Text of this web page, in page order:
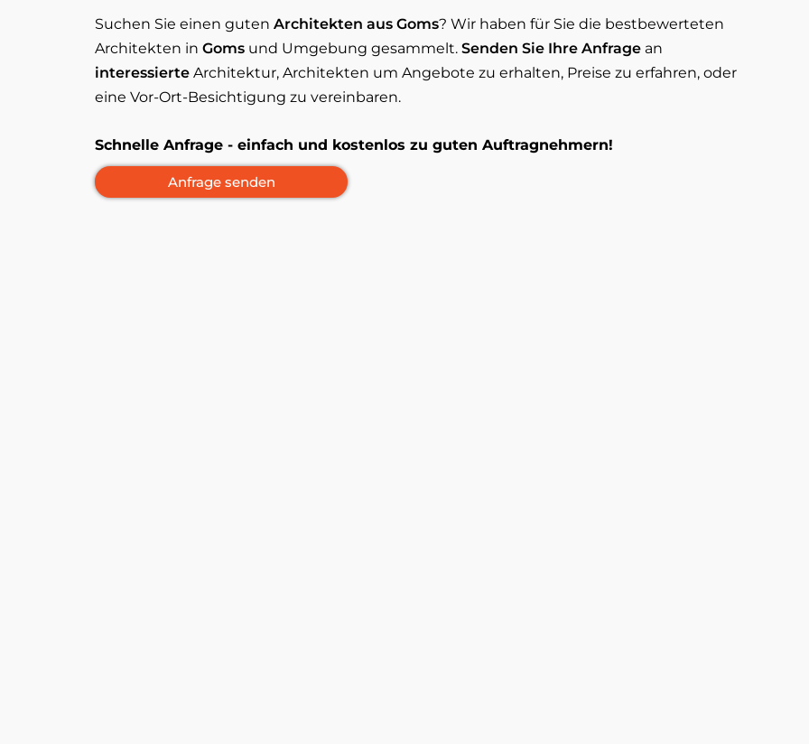
Suchen Sie einen gutenArchitekten aus Goms? Wir haben für Sie die bestbewerteten
Architekten inGoms und Umgebung gesammelt.Senden Sie Ihre Anfrage an
interessierte Architektur, Architekten um Angebote zu erhalten, Preise zu erfahren, oder
eine Vor-Ort-Besichtigung zu vereinbaren.
Schnelle Anfrage - einfach und kostenlos zu guten Auftragnehmern!